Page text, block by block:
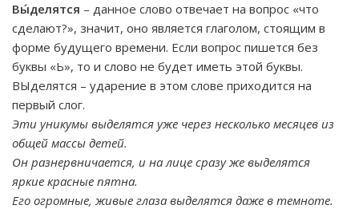
Вы́делятся – данное слово отвечает на вопрос «что
сделают?», значит, оно является глаголом, стоящим в
форме будущего времени. Если вопрос пишется без
буквы «Ь», то и слово не будет иметь этой буквы.
ВЫделятся – ударение в этом слове приходится на
первый слог.
Эти уникумы выделятся уже через несколько месяцев из
общей массы детей.
Он разнервничается, и на лице сразу же выделятся
яркие красные пятна.
Его огромные, живые глаза выделятся даже в темноте.